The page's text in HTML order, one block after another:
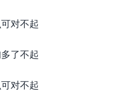
对不起
了不起
对不起